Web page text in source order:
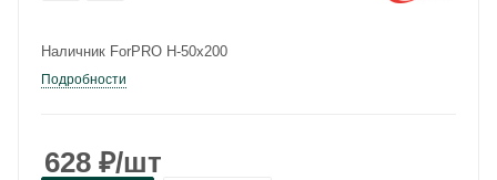
Наличник ForPRO Н-50x200
Подробности
628 ₽/шт